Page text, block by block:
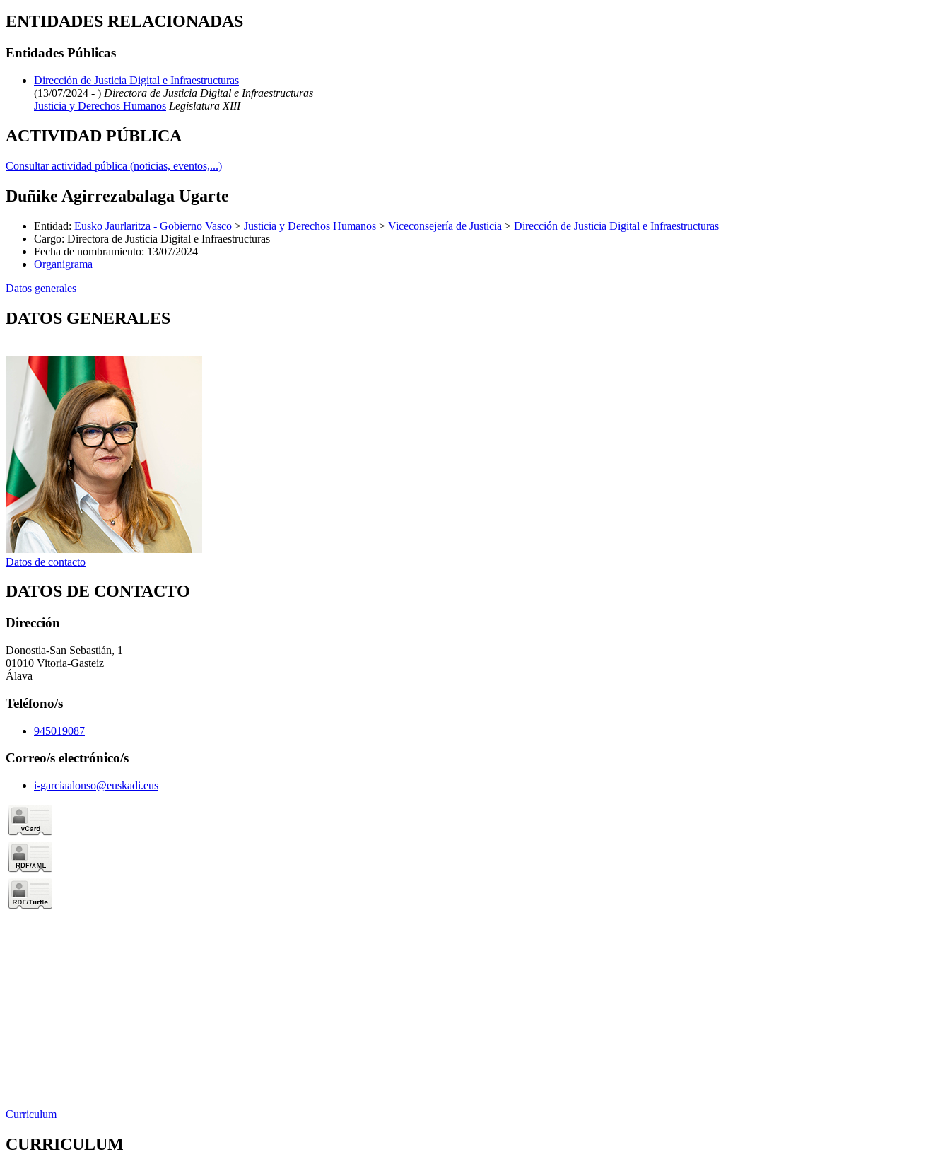
ENTIDADES RELACIONADAS
Entidades Públicas
Dirección de Justicia Digital e Infraestructuras
(13/07/2024 - ) Directora de Justicia Digital e Infraestructuras
Justicia y Derechos Humanos Legislatura XIII
ACTIVIDAD PÚBLICA
Consultar actividad pública (noticias, eventos,...)
Duñike Agirrezabalaga Ugarte
Entidad: Eusko Jaurlaritza - Gobierno Vasco > Justicia y Derechos Humanos > Viceconsejería de Justicia > Dirección de Justicia Digital e Infraestructuras
Cargo: Directora de Justicia Digital e Infraestructuras
Fecha de nombramiento: 13/07/2024
Organigrama
Datos generales
DATOS GENERALES
Datos de contacto
DATOS DE CONTACTO
Dirección
Donostia-San Sebastián, 1
01010 Vitoria-Gasteiz
Álava
Teléfono/s
945019087
Correo/s electrónico/s
i-garciaalonso@euskadi.eus
Curriculum
CURRICULUM